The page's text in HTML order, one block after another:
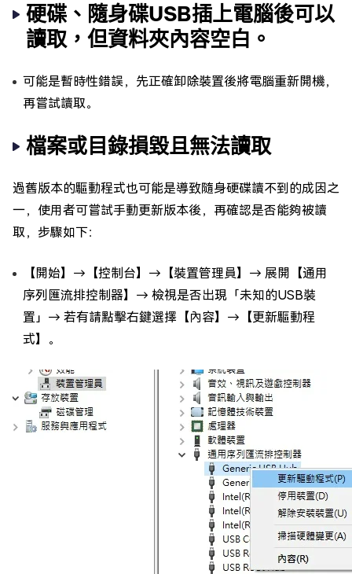
硬碟、隨身碟USB插上電腦後可以
讀取，但資料夾內容空白。
可能是暫時性錯誤，先正確卸除裝置後將電腦重新開機，
再嘗試讀取。
檔案或目錄損毀且無法讀取
過舊版本的驅動程式也可能是導致隨身硬碟讀不到的成因之
一，使用者可嘗試手動更新版本後，再確認是否能夠被讀
取，步驟如下：
【開始】→【控制台】→【裝置管理員】→ 展開【通用
序列匯流排控制器】→ 檢視是否出現「未知的USB裝
置」→ 若有請點擊右鍵選擇【內容】→【更新驅動程
式】。